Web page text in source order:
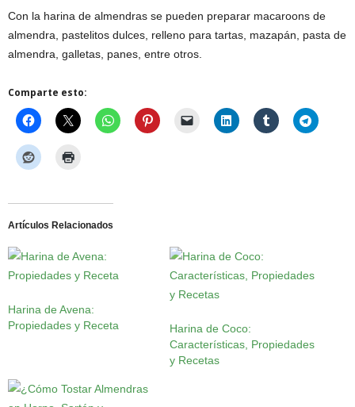
Con la harina de almendras se pueden preparar macaroons de
almendra, pastelitos dulces, relleno para tartas, mazapán, pasta de
almendra, galletas, panes, entre otros.
Comparte esto:
Artículos Relacionados
Harina de Avena:
Propiedades y Receta
Harina de Coco:
Características, Propiedades
y Recetas